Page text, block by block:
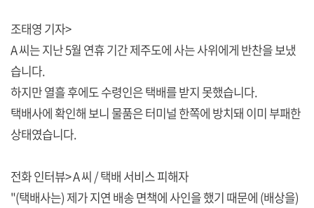
조태영 기자>
A 씨는 지난 5월 연휴 기간 제주도에 사는 사위에게 반찬을 보냈
습니다.
하지만 열흘 후에도 수령인은 택배를 받지 못했습니다.
택배사에 확인해 보니 물품은 터미널 한쪽에 방치돼 이미 부패한
상태였습니다.
전화 인터뷰> A 씨 / 택배 서비스 피해자
"(택배사는) 제가 지연 배송 면책에 사인을 했기 때문에 (배상을)